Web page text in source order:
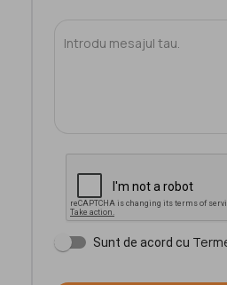
Sunt de acord cu